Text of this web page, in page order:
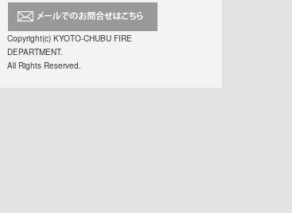
Copyright(c) KYOTO-CHUBU FIRE
DEPARTMENT.
All Rights Reserved.